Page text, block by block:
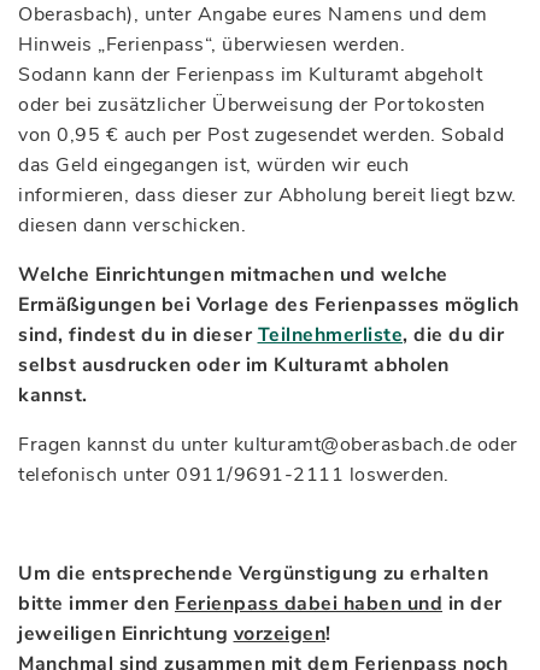
Oberasbach), unter Angabe eures Namens und dem
Hinweis „Ferienpass“, überwiesen werden.
Sodann kann der Ferienpass im Kulturamt abgeholt
oder bei zusätzlicher Überweisung der Portokosten
von 0,95 € auch per Post zugesendet werden. Sobald
das Geld eingegangen ist, würden wir euch
informieren, dass dieser zur Abholung bereit liegt bzw.
diesen dann verschicken.
Welche Einrichtungen mitmachen und welche
Ermäßigungen bei Vorlage des Ferienpasses möglich
sind, findest du in dieser Teilnehmerliste, die du dir
selbst ausdrucken oder im Kulturamt abholen
kannst.
Fragen kannst du unter kulturamt@oberasbach.de oder
telefonisch unter 0911/9691-2111 loswerden.
Um die entsprechende Vergünstigung zu erhalten
bitte immer den Ferienpass dabei haben und in der
jeweiligen Einrichtung vorzeigen!
Manchmal sind zusammen mit dem Ferienpass noch